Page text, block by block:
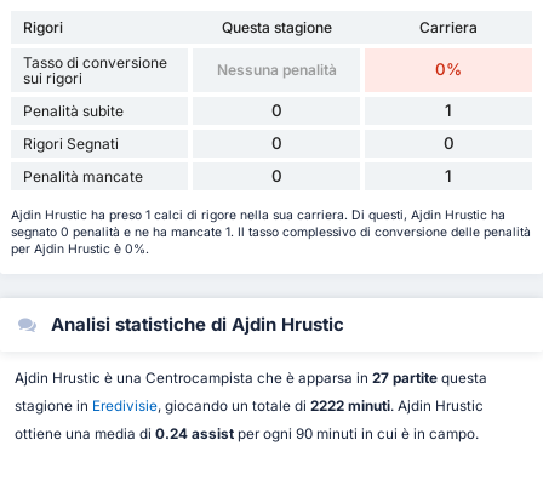
Rigori Questa stagione
Carriera
Tasso di conversione
sui rigori
Nessuna penalità 0%
Penalità subite 0 1
Rigori Segnati 0 0
Penalità mancate 0 1
Ajdin Hrustic ha preso 1 calci di rigore nella sua carriera. Di questi, Ajdin Hrustic ha
segnato 0 penalità e ne ha mancate 1. Il tasso complessivo di conversione delle penalità
per Ajdin Hrustic è 0%.
Analisi statistiche di Ajdin Hrustic
Ajdin Hrustic è una Centrocampista che è apparsa in 27 partitequesta
stagione in Eredivisie, giocando un totale di 2222 minuti. Ajdin Hrustic
ottiene una media di 0.24 assistper ogni 90 minuti in cui è in campo.